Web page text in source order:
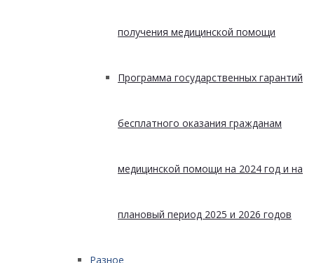
получения медицинской помощи
Программа государственных гарантий
бесплатного оказания гражданам
медицинской помощи на 2024 год и на
плановый период 2025 и 2026 годов
Разное